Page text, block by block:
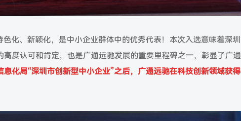
化、新颖化，是中小企业群体中的优秀代表！本次入选意味着深圳
度认可和肯定，也是广通远驰发展的重要里程碑之一，彰显了广通
息化局“深圳市创新型中小企业”之后，广通远驰在科技创新领域获得